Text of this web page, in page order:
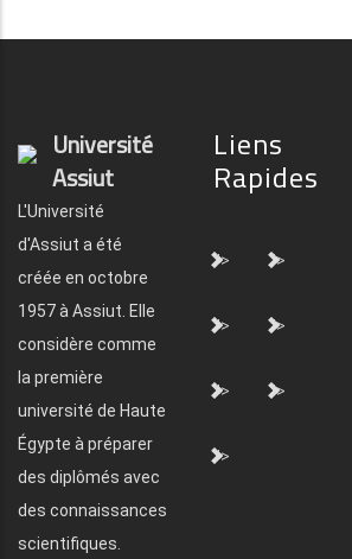
Université
Assiut
L'Université
d'Assiut a été
créée en octobre
1957 à Assiut. Elle
considère comme
la première
université de Haute
Égypte à préparer
des diplômés avec
des connaissances
scientifiques.
Liens
Rapides
"> ">
"> ">
"> ">
">